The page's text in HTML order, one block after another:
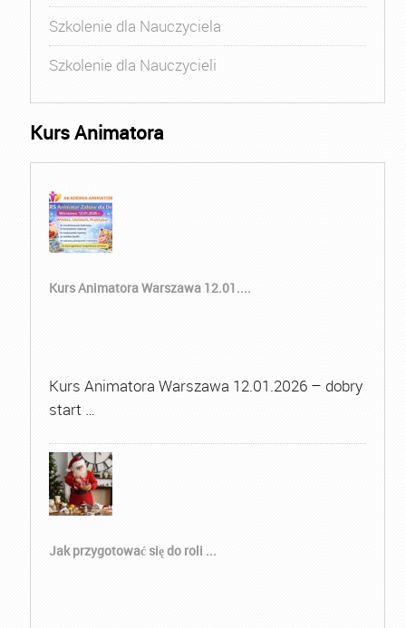
Szkolenie dla Nauczyciela
Szkolenie dla Nauczycieli
Kurs Animatora
Kurs Animatora Warszawa 12.01....
Kurs Animatora Warszawa 12.01.2026 – dobry
start …
Jak przygotować się do roli ...